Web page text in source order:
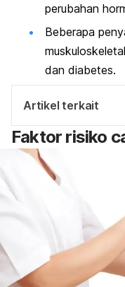
perubahan
Beberapa
dan diabetes.
Artikel terkait
Faktor risiko